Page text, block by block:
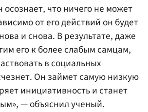
что ничего не может
от его действий он будет
и снова. В результате, даже
его к более слабым самцам,
в социальных
Он займет самую низкую
инициативность и станет
— объяснил ученый.